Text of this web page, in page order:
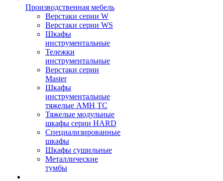
Производственная мебель
Верстаки серии W
Верстаки серии WS
Шкафы
инструментальные
Тележки
инструментальные
Верстаки серии
Master
Шкафы
инструментальные
тяжелые AMH TC
Тяжелые модульные
шкафы серии HARD
Cпециализированные
шкафы
Шкафы сушильные
Металлические
тумбы